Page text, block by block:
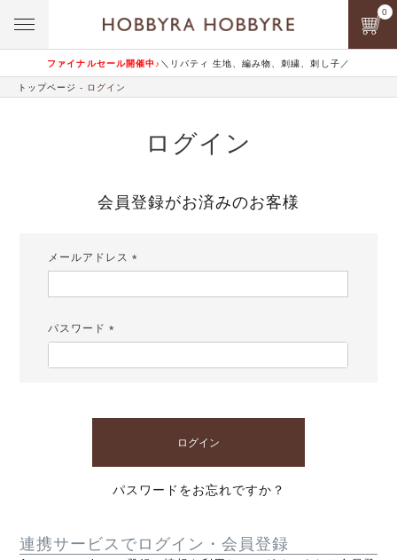
ファイナルセール開催中♪ ＼リバティ 生地、編み物、刺繍、刺し子／
0
トップページ ログイン
ログイン
会員登録がお済みのお客様
メールアドレス
パスワード
ログイン
パスワードをお忘れですか？
連携サービスでログイン・会員登録